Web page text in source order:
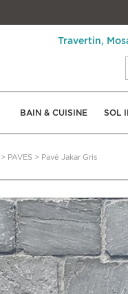
Travertin,
BAIN & CUISINE SOL
> PAVES > Pavé Jakar Gris